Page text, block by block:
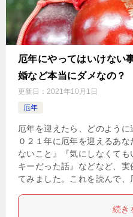
厄年にやってはいけない
婚など本当にダメなの？
更新日： 2021年10月1日
厄年
厄年を迎えたら、どのよう
０２１年に厄年を迎えるあ
ないこと』『気にしなくて
キーだった話』などなど、
てみました。これを読んで、
続き